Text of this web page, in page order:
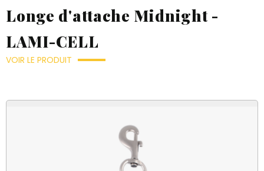
Longe d'attache Midnight -
LAMI-CELL
VOIR LE PRODUIT